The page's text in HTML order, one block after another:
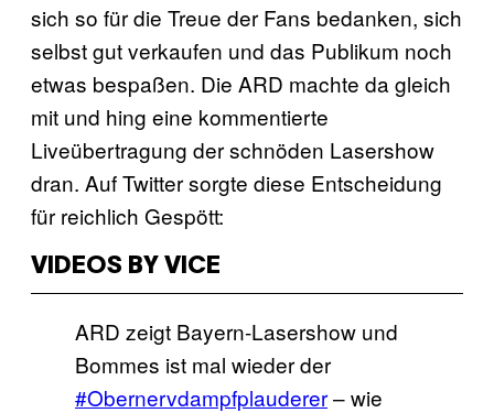
sich so für die Treue der Fans bedanken, sich
selbst gut verkaufen und das Publikum noch
etwas bespaßen. Die ARD machte da gleich
mit und hing eine kommentierte
Liveübertragung der schnöden Lasershow
dran. Auf Twitter sorgte diese Entscheidung
für reichlich Gespött:
VIDEOS BY VICE
ARD zeigt Bayern-Lasershow und
Bommes ist mal wieder der
#Obernervdampfplauderer– wie